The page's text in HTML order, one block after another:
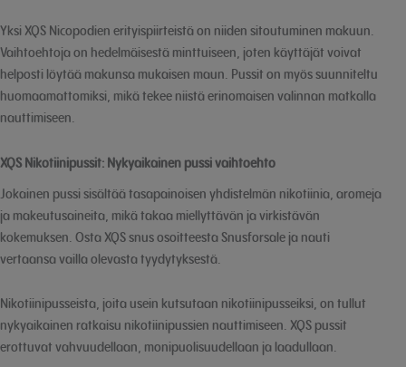
Yksi XQS Nicopodien erityispiirteistä on niiden sitoutuminen makuun.
Vaihtoehtoja on hedelmäisestä minttuiseen, joten käyttäjät voivat
helposti löytää makunsa mukaisen maun. Pussit on myös suunniteltu
huomaamattomiksi, mikä tekee niistä erinomaisen valinnan matkalla
nauttimiseen.
XQS Nikotiinipussit: Nykyaikainen pussi vaihtoehto
Jokainen pussi sisältää tasapainoisen yhdistelmän nikotiinia, aromeja
ja makeutusaineita, mikä takaa miellyttävän ja virkistävän
kokemuksen. Osta XQS snus osoitteesta Snusforsale ja nauti
vertaansa vailla olevasta tyydytyksestä.
Nikotiinipusseista, joita usein kutsutaan nikotiinipusseiksi, on tullut
nykyaikainen ratkaisu nikotiinipussien nauttimiseen. XQS pussit
erottuvat vahvuudellaan, monipuolisuudellaan ja laadullaan.